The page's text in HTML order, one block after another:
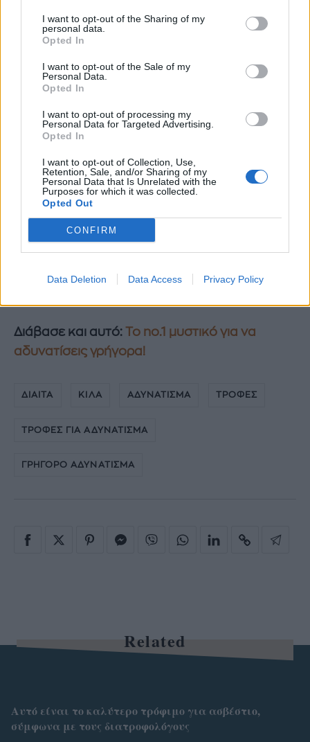
I want to opt-out of the Sharing of my
personal data.
Opted In
I want to opt-out of the Sale of my
Personal Data.
Opted In
I want to opt-out of processing my
Personal Data for Targeted Advertising.
Opted In
I want to opt-out of Collection, Use,
Retention, Sale, and/or Sharing of my
Personal Data that Is Unrelated with the
Purposes for which it was collected.
Opted Out
CONFIRM
Data Deletion Data Access Privacy Policy
Καυτερές πιπεριές
Κινόα
Αυγά
γυμνάζεσαι μόνη σου στο σπίτι ΕΔΩθα βρεις
Διάβασε και αυτό: To no.1 μυστικό για να
αδυνατίσεις γρήγορα!
ΔΙΑΙΤΑ ΚΙΛΑ ΑΔΥΝΑΤΙΣΜΑ ΤΡΟΦΕΣ
ΤΡΟΦΕΣ ΓΙΑ ΑΔΥΝΑΤΙΣΜΑ
ΓΡΗΓΟΡΟ ΑΔΥΝΑΤΙΣΜΑ
Related
Αυτό είναι το καλύτερο τρόφιμο για ασβέστιο,
σύμφωνα με τους διατροφολόγους